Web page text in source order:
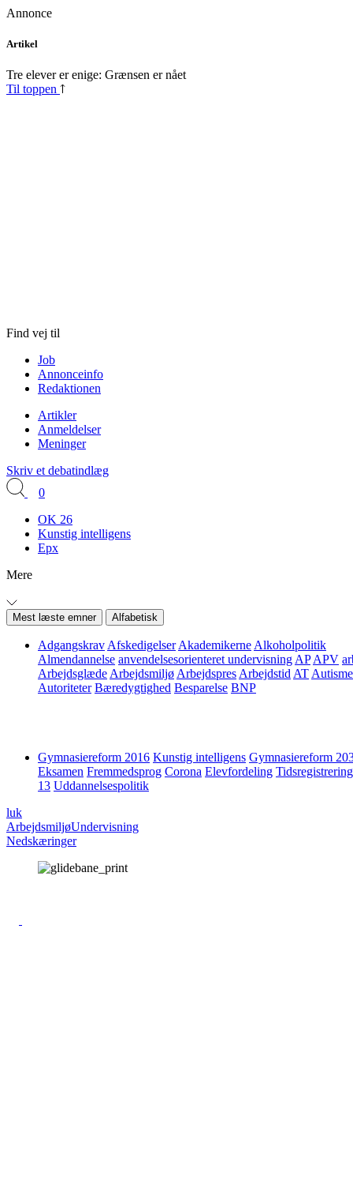
Annonce
Skip
content
Artikel
Tre elever er enige: Grænsen er nået
Til toppen
Find vej til
Job
Annonceinfo
Redaktionen
Artikler
Anmeldelser
Meninger
Skriv et debatindlæg
0
OK 26
Kunstig intelligens
Epx
Mere
Mest læste emner Alfabetisk
Adgangskrav Afskedigelser Akademikerne Alkoholpolitik
Almendannelse anvendelsesorienteret undervisning AP APV
Arbejdsglæde Arbejdsmiljø Arbejdspres Arbejdstid AT Autisme
Autoriteter Bæredygtighed Besparelse BNP
Gymnasiereform 2016 Kunstig intelligens Gymnasiereform
Eksamen Fremmedsprog Corona Elevfordeling Tidsregistrering
13 Uddannelsespolitik
luk
ArbejdsmiljøUndervisning
Nedskæringer